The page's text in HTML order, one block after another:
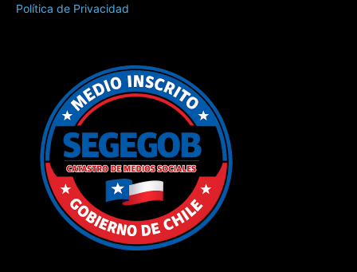
Política de Privacidad